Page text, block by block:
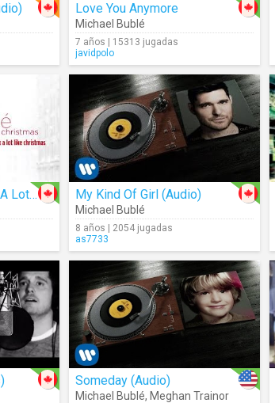
Love You Anymore
Michael Bublé
7 años | 15313 jugadas
javidpolo
It’s Beginning To Look A Lot Like Christmas (Audio) My Kind Of Girl (Audio)
Michael Bublé
8 años | 2054 jugadas
as7733
Someday (Audio)
Michael Bublé, Meghan Trainor